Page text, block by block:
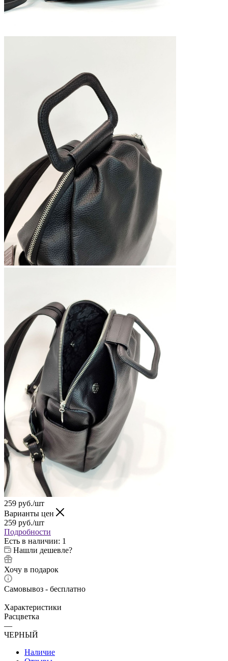
259 руб./шт
Варианты цен
259 руб./шт
Подробности
Есть в наличии: 1
Нашли дешевле?
Хочу в подарок
Самовывоз - бесплатно
Характеристики
Расцветка
—
ЧЕРНЫЙ
Наличие